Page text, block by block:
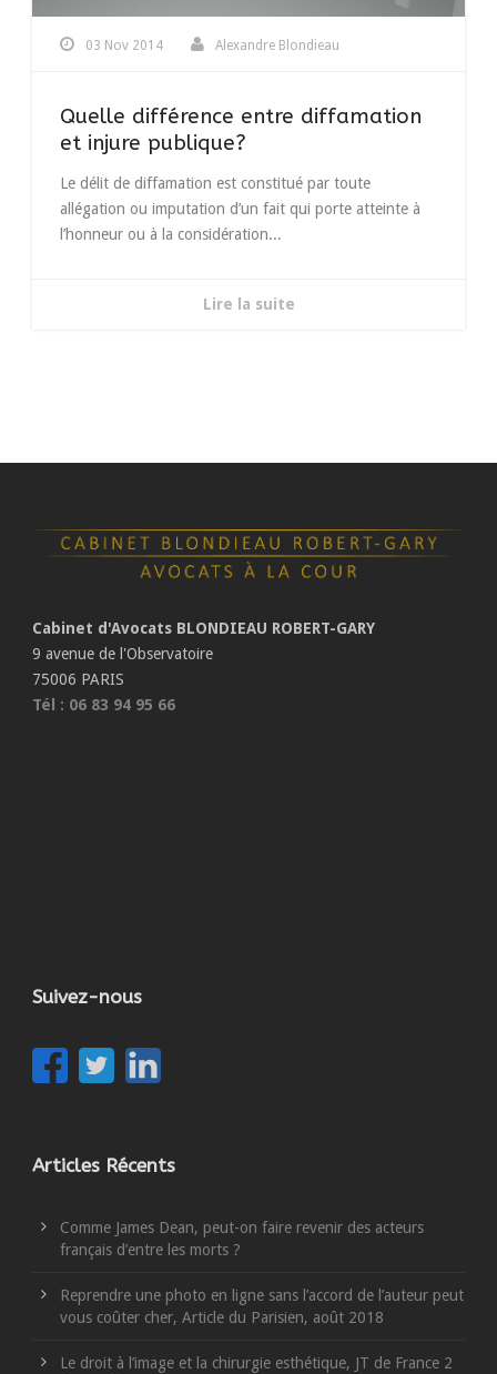
03 Nov 2014 Alexandre Blondieau
Quelle différence entre diffamation
et injure publique?
Le délit de diffamation est constitué par toute
allégation ou imputation d’un fait qui porte atteinte à
l’honneur ou à la considération...
Lire la suite
Cabinet d'Avocats BLONDIEAU ROBERT-GARY
9 avenue de l'Observatoire
75006 PARIS
Tél : 06 83 94 95 66
Suivez-nous
Articles Récents
Comme James Dean, peut-on faire revenir des acteurs
français d’entre les morts ?
Reprendre une photo en ligne sans l’accord de l’auteur peut
vous coûter cher, Article du Parisien, août 2018
Le droit à l’image et la chirurgie esthétique, JT de France 2